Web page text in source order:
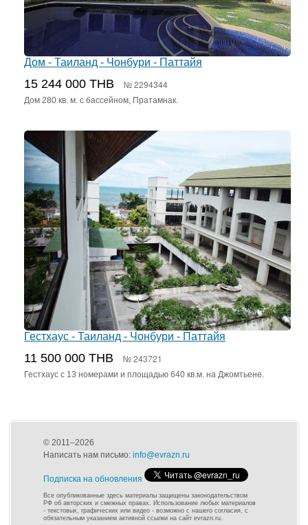
Дом - Таиланд - Чонбури - Паттайя
15 244 000 THB № 2294344
Дом 280 кв. м. с бассейном, Пратамнак.
Гестхаус - Таиланд - Чонбури - Паттайя
11 500 000 THB № 243721
Гестхаус с 13 номерами и площадью 640 кв.м. на Джомтьене.
© 2011–2026
Написать нам письмо: info@evrazn.ru
Подписка на обновления
Все опубликованные здесь материалы защищены законодательством
РФ об авторских и смежных правах. Использование любых материалов
- текстовых, графических или видео - возможно с нашего согласия, с
обязательным указанием активной ссылки на сайт evrazn.ru.